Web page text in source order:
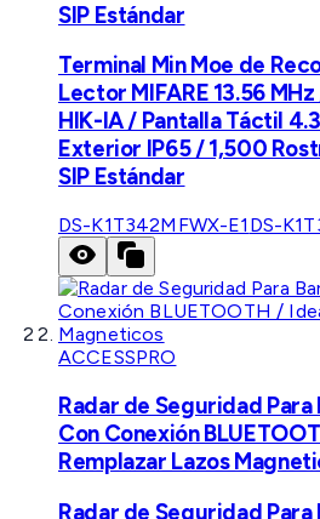
SIP Estándar
Terminal Min Moe de
Lector MIFARE 13.56
HIK-IA / Pantalla Táctil
Exterior IP65 / 1,500
SIP Estándar
DS-K1T342MFWX-E1 DS-
ACCESSPRO
Radar de Seguridad
Con Conexión
Remplazar Lazos
Radar de Seguridad